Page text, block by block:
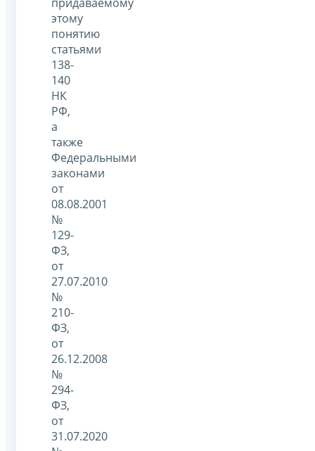
этому
понятию
статьями
138-
140
НК
РФ,
а
также
Федеральными
законами
от
08.08.2001
№
129-
ФЗ,
от
27.07.2010
№
210-
ФЗ,
от
26.12.2008
№
294-
ФЗ,
от
31.07.2020